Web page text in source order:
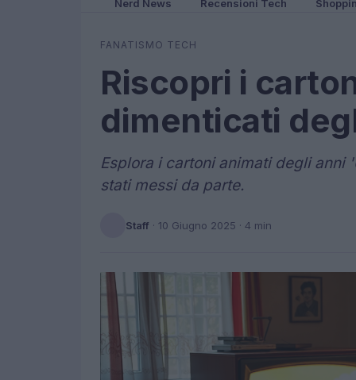
Nerd News Recensioni Tech
FANATISMO TECH
Riscopri i
dimenticati
Esplora i cartoni animati degli anni
stati messi da parte.
Staff · 10 Giugno 2025 · 4 min